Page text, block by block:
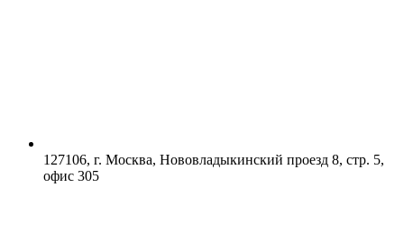
127106, г. Москва, Нововладыкинский проезд 8, стр. 5,
офис 305